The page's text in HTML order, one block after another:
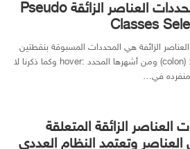
أهم محددات العناصر الزائقة Pseudo
Classes
الزائفة هي المحددات المسبوقة بنقطتين
رأسيتين : (colon) ومن أشهرها المحدد :hover وكما ذكرنا لا
في…
العناصر الزائقة المتعلقة
العناصر وتعتمد النظام العددي